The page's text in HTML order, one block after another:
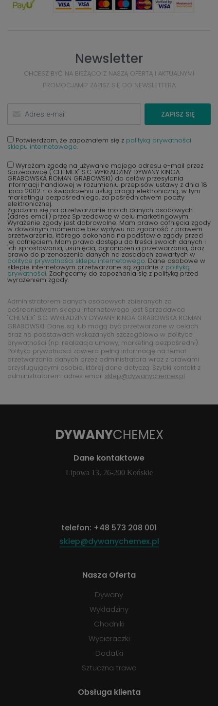
Newsletter
CHCESZ BYĆ NA BIEŻĄCO Z NASZĄ OFERTĄ I AKTUALNYMI
PROMOCJAMI? ZAPISZ SIĘ DO NEWSLETTERA
ZAPISZ SIĘ
Potwierdzam, że zapoznałem się z polityką prywatności
sklepu internetowego.
Wyrażam zgodę na używanie mojego adresu e-mail przez
Sprzedawcę ("CHEMEX" S.C. WYKŁADZINY DYWANY KINGA
GRABOWSKA ROMAN GRABOWSKI) do celów przesyłania
informacji handlowej w rozumieniu przepisów ustawy z dnia 18
lipca 2002 r. o świadczeniu usług drogą elektroniczną, w tym
marketingu bezpośredniego, za pośrednictwem poczty
elektronicznej.
Zgadzam się na przetwarzanie moich danych osobowych
(adres email) przez Sprzedawcę w celu marketingowym.
Wyrażenie zgody jest dobrowolne. Mam prawo cofnięcia zgody
w dowolnym momencie bez wpływu na zgodność z prawem
przetwarzania, którego dokonano na podstawie zgody przed
jej cofnięciem. Mam prawo dostępu do treści swoich danych i
ich sprostowania, usunięcia, ograniczenia przetwarzania, oraz
prawo do przenoszenia danych na zasadach zawartych w
polityce prywatności sklepu internetowego. Dane osobowe w
sklepie internetowym przetwarzane są zgodnie z polityką
prywatności. Zachęcamy do zapoznania się z polityką przed
wyrażeniem zgody.
Administratorem danych osobowych zbieranych za
pośrednictwem sklepu internetowego jest Sprzedawca
"CHEMEX" S.C. WYKŁADZINY DYWANY KINGA GRABOWSKA ROMAN
GRABOWSKI. Dane są lub mogą być przetwarzane w celach
oraz na podstawach wskazanych szczegółowo w polityce
prywatności (np. realizacja umowy, marketing bezpośredni).
Polityka prywatności zawiera pełną informację na temat
przetwarzania danych przez administratora wraz z prawami
przysługującymi osobie, której dane dotyczą. Szybki kontakt z
administratorem: adres email sklep@dywanychemex.pl
DYWANYCHEMEX
Dane kontaktowe
Lipowa 13, 26-200 Końskie
telefon: +48 573 208 001
sklep@dywanychemex.pl
Nasza Oferta
Dywany
Wykładziny
Chodniki
Wycieraczki
Dodatki
Sztuczna trawa
Obsługa klienta